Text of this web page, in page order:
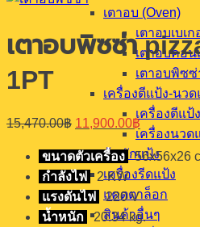
เตาอบ (Oven)
เตาอบเบเ
เตาอบคอน
เตาอบพิซซ่
เครื่องตีแป้ง-นวด
เครื่องตีแป้
เครื่องนวด
ตู้หมักแป้ง
เครื่องรีดแป้ง
แคตตาล็อก
สินค้าอื่นๆ
เตาอบพิซซ่า
1PT
15,470.00฿ Original
price
was:
15,470.00฿.
11,900.00฿Current
price
is:
11,900.00฿.
ขนาดตัวเครื่อง
56x56x26
กำลังไฟ
2 KW
แรงดันไฟ
220 V
น้ำหนัก
20.34 kg.